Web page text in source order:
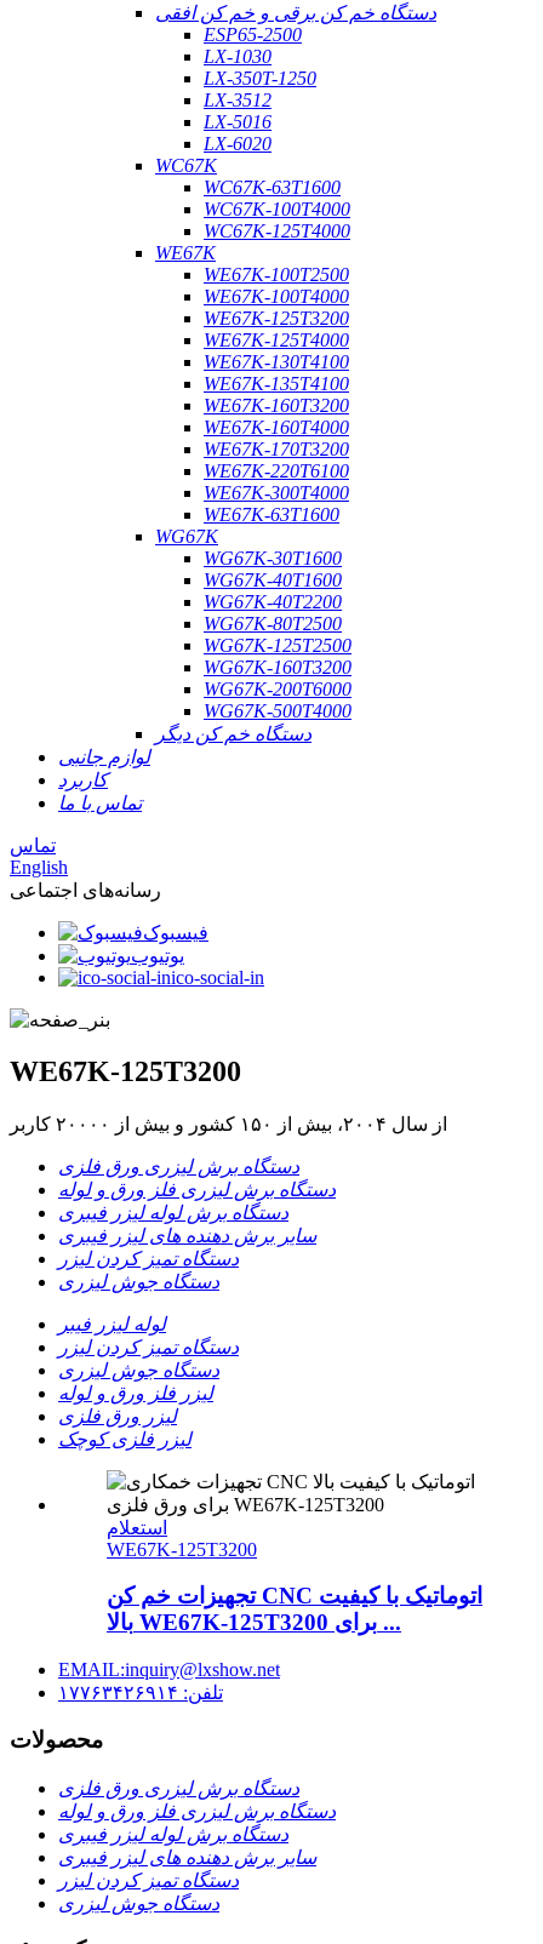
دستگاه خم کن برقی و خم کن افقی
ESP65-2500
LX-1030
LX-350T-1250
LX-3512
LX-5016
LX-6020
WC67K
WC67K-63T1600
WC67K-100T4000
WC67K-125T4000
WE67K
WE67K-100T2500
WE67K-100T4000
WE67K-125T3200
WE67K-125T4000
WE67K-130T4100
WE67K-135T4100
WE67K-160T3200
WE67K-160T4000
WE67K-170T3200
WE67K-220T6100
WE67K-300T4000
WE67K-63T1600
WG67K
WG67K-30T1600
WG67K-40T1600
WG67K-40T2200
WG67K-80T2500
WG67K-125T2500
WG67K-160T3200
WG67K-200T6000
WG67K-500T4000
دستگاه خم کن دیگر
لوازم جانبی
کاربرد
تماس با ما
تماس
English
رسانه‌های اجتماعی
فیسبوک
یوتیوب
ico-social-in
WE67K-125T3200
از سال ۲۰۰۴، بیش از ۱۵۰ کشور و بیش از ۲۰۰۰۰ کاربر
دستگاه برش لیزری ورق فلزی
دستگاه برش لیزری فلز ورق و لوله
دستگاه برش لوله لیزر فیبری
سایر برش دهنده های لیزر فیبری
دستگاه تمیز کردن لیزر
دستگاه جوش لیزری
لوله لیزر فیبر
دستگاه تمیز کردن لیزر
دستگاه جوش لیزری
لیزر فلز ورق و لوله
لیزر ورق فلزی
لیزر فلزی کوچک
استعلام
WE67K-125T3200
تجهیزات خم کن CNC اتوماتیک با کیفیت
بالا WE67K-125T3200 برای ...
EMAIL:inquiry@lxshow.net
تلفن: ۱۷۷۶۳۴۲۶۹۱۴
محصولات
دستگاه برش لیزری ورق فلزی
دستگاه برش لیزری فلز ورق و لوله
دستگاه برش لوله لیزر فیبری
سایر برش دهنده های لیزر فیبری
دستگاه تمیز کردن لیزر
دستگاه جوش لیزری